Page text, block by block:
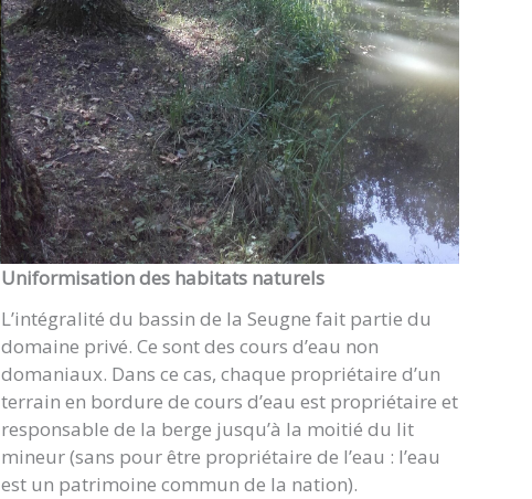
Uniformisation des habitats naturels
L’intégralité du bassin de la Seugne fait partie du
domaine privé. Ce sont des cours d’eau non
domaniaux. Dans ce cas, chaque propriétaire d’un
terrain en bordure de cours d’eau est propriétaire et
responsable de la berge jusqu’à la moitié du lit
mineur (sans pour être propriétaire de l’eau : l’eau
est un patrimoine commun de la nation).